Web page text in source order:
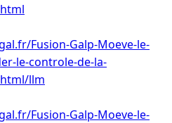
Fusion-Galp-Moeve-le-
le-controle-de-la-
llm
Fusion-Galp-Moeve-le-